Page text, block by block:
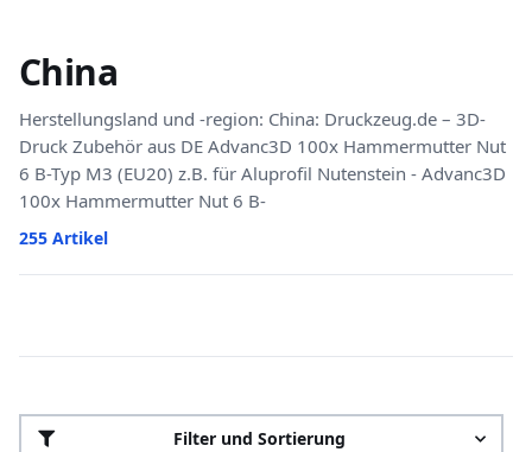
China
Herstellungsland und -region: China: Druckzeug.de – 3D-
Druck Zubehör aus DE Advanc3D 100x Hammermutter Nut
6 B-Typ M3 (EU20) z.B. für Aluprofil Nutenstein - Advanc3D
100x Hammermutter Nut 6 B-
255 Artikel
Filter und Sortierung